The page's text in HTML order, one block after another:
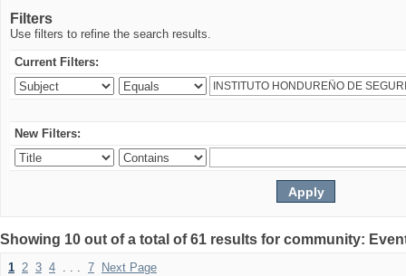
Filters
Use filters to refine the search results.
Current Filters:
New Filters:
Showing 10 out of a total of 61 results for community:
1 2 3 4 . . . 7 Next Page